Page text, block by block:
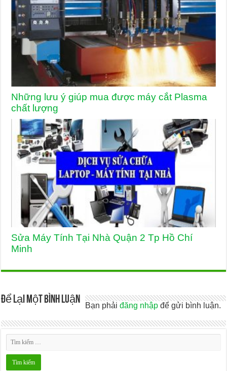
Những lưu ý giúp mua được máy cắt Plasma
chất lượng
Sửa Máy Tính Tại Nhà Quận 2 Tp Hồ Chí
Minh
Để lại một bình luận Bạn phảiđăng nhập để gửi bình luận.